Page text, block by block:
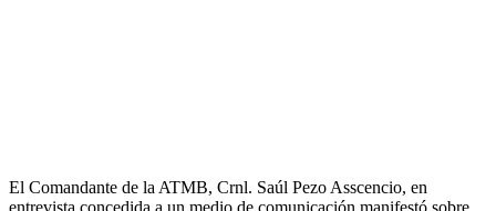
El Comandante de la ATMB, Crnl. Saúl Pezo Asscencio, en
entrevista concedida a un medio de comunicación manifestó sobre